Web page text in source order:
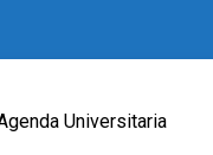
Universitaria